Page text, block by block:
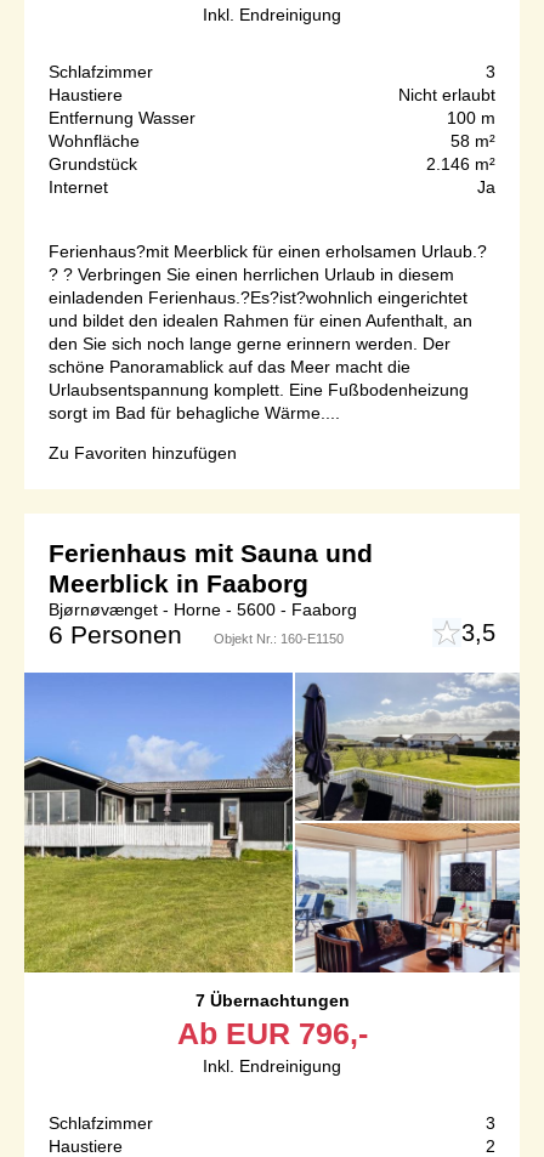
Inkl. Endreinigung
Schlafzimmer
3
Haustiere
Nicht erlaubt
Entfernung Wasser
100 m
Wohnfläche
58 m²
Grundstück
2.146 m²
Internet
Ja
Ferienhaus?mit Meerblick für einen erholsamen Urlaub.?
? ? Verbringen Sie einen herrlichen Urlaub in diesem
einladenden Ferienhaus.?Es?ist?wohnlich eingerichtet
und bildet den idealen Rahmen für einen Aufenthalt, an
den Sie sich noch lange gerne erinnern werden. Der
schöne Panoramablick auf das Meer macht die
Urlaubsentspannung komplett. Eine Fußbodenheizung
sorgt im Bad für behagliche Wärme....
Zu Favoriten hinzufügen
Ferienhaus mit Sauna und
Meerblick in Faaborg
Bjørnøvænget - Horne - 5600 - Faaborg
6 Personen Objekt Nr.: 160-E1150 3,5
7 Übernachtungen
Ab EUR 796,-
Inkl. Endreinigung
Schlafzimmer
3
Haustiere
2